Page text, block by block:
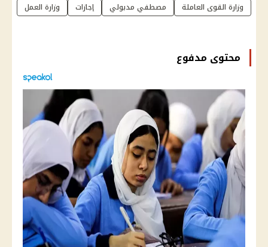
وزارة القوى العاملة
مصطفي مدبولي إجازات وزارة العمل
محتوى مدفوع